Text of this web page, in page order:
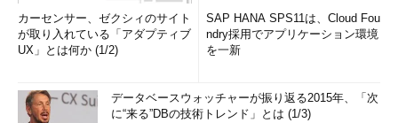
カーセンサー、ゼクシィのサイト
が取り入れている「アダプティブ
UX」とは何か (1/2)
SAP HANA SPS11は、Cloud Fou
ndry採用でアプリケーション環境
を一新
データベースウォッチャーが振り返る2015年、「次
に“来る”DBの技術トレンド」とは (1/3)